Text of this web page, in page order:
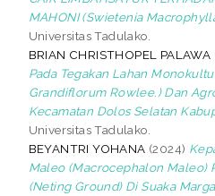
MAHONI (Swietenia
Universitas Tadulako.
BRIAN CHRISTHOPEL PALAWA
Pada Tegakan Lahan
Grandiflorum Rowlee.) Dan
Kecamatan Dolos Selatan
Universitas Tadulako.
BEYANTRI YOHANA (2024)
Maleo (Macrocephalon Maleo)
(Neting Ground) Di Suaka